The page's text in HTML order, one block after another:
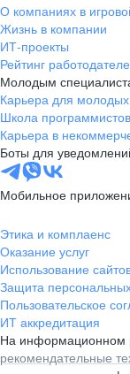
О компаниях в
Жизнь в компании
ИТ-проекты
Рейтинг
Молодым
Карьера для
Школа программистов
Карьера в
Боты для
Мобильное
Этика и комплаенс
Оказание услуг
Использование
Защита
Пользовательское
ИТ аккредитация
На информационном
рекомендательные